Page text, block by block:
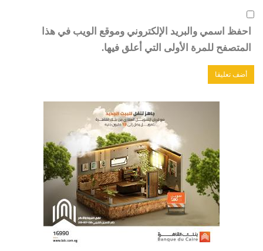
احفظ اسمي والبريد الإلكتروني وموقع الويب في هذا
المتصفح للمرة الأولى التي أعلق فيها.